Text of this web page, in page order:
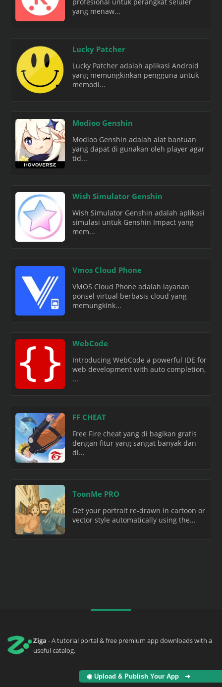
yang menaw...
Lucky Patcher
Lucky Patcher adalah aplikasi Android
yang memungkinkan pengguna untuk
memodi...
Modioo Genshin
Modioo Genshin adalah alat bantuan
yang dapat di gunakan oleh player agar
tid...
Wish Simulator Genshin
Wish Simulator Genshin adalah aplikasi
simulasi untuk Genshin Impact yang
mem...
Vmos Cloud Phone
VMOS Cloud Phone adalah layanan
ponsel virtual berbasis cloud yang
memungkink...
WebCode
Introducing WebCode a powerful IDE for
web development with auto completion,
...
FF CHEAT
Free Fire cheat yang di bagikan gratis
dengan fitur yang sangat banyak dan
di...
ToonMe PRO
Get your portrait re-drawn in cartoon or
vector style automatically using the...
Ziga - A tutorial portal & free premium app downloads with a
useful catalog.
◉ Upload & Publish Your App ➜